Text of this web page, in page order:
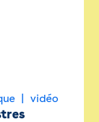
vidéo